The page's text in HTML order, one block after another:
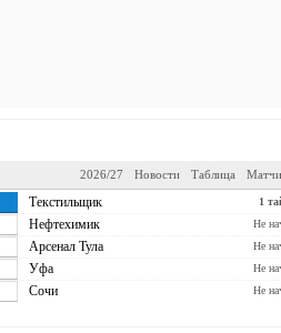
Матчи
Таблица
Новости
2026/27
Текстильщик 1
Нефтехимик Не
Арсенал Тула Не
Уфа Не
Сочи Не